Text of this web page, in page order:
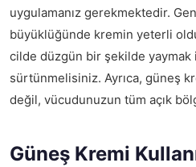
uygulamanız gerekmektedir.
büyüklüğünde kremin yeterli
cilde düzgün bir şekilde
sürtünmelisiniz. Ayrıca, güneş
değil, vücudunuzun tüm açık
Güneş Kremi